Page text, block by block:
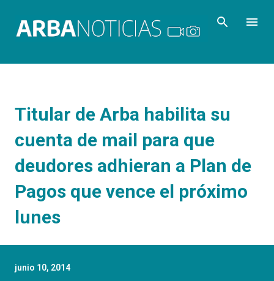
Titular de Arba habilita su
cuenta de mail para que
deudores adhieran a Plan de
Pagos que vence el próximo
lunes
junio 10, 2014